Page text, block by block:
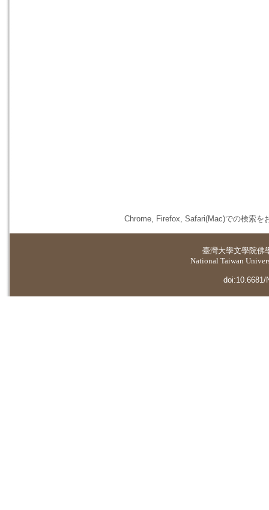
Chrome, Firefox, Safari(Mac)での検索を
臺灣大學文學院佛
National Taiwan
doi:10.6681/